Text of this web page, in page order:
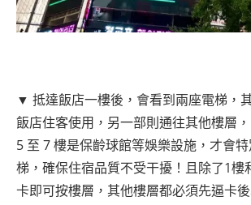
▼ 抵達飯店一樓後，會看到兩座電梯，
飯店住客使用，另一部則通往其他樓層
5 至 7 樓是保齡球館等娛樂設施，才會
梯，確保住宿品質不受干擾！且除了1樓
卡即可按樓層，其他樓層都必須先逼卡